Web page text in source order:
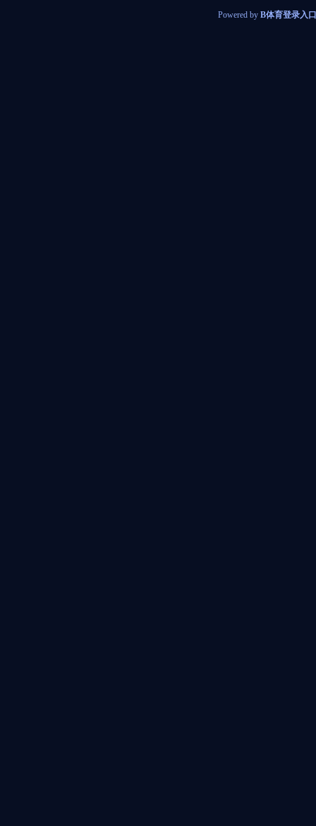
Powered by B体育登录入